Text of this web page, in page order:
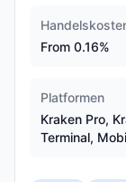
From 0.16%
Platformen
Kraken Pro,
Terminal,